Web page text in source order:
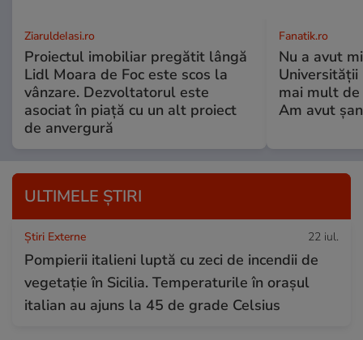
ZiaruldeIasi.ro
Proiectul imobiliar pregătit lângă
Lidl Moara de Foc este scos la
vânzare. Dezvoltatorul este
asociat în piață cu un alt proiect
de anvergură
Fanatik.ro
Nu a avut
Universității
mai mult
Am avut
ULTIMELE ȘTIRI
Știri Externe 22 iul.
Pompierii italieni luptă cu zeci de incendii de
vegetație în Sicilia. Temperaturile în orașul
italian au ajuns la 45 de grade Celsius